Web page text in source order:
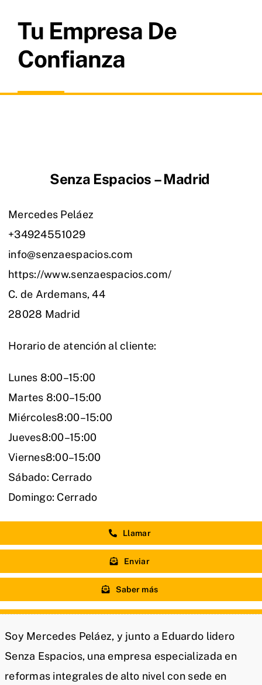
Tu Empresa De
Confianza
Soy Mercedes Peláez, y junto a Eduardo lidero
Senza Espacios, una empresa especializada en
reformas integrales de alto nivel con sede en
Senza Espacios – Madrid
Mercedes Peláez
+34924551029
info@senzaespacios.com
https://www.senzaespacios.com/
C. de Ardemans, 44
28028 Madrid
Horario de atención al cliente:
Lunes 8:00–15:00
Martes 8:00–15:00
Miércoles8:00–15:00
Jueves8:00–15:00
Viernes8:00–15:00
Sábado: Cerrado
Domingo: Cerrado
Llamar
Enviar
Saber más